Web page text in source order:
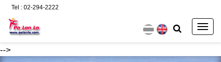
-->
Tel : 02-294-2222